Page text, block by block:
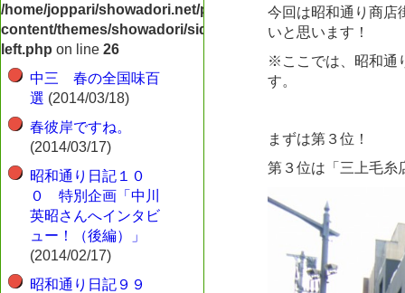
/home/joppari/showadori.net/public_html/shop/wp-
content/themes/showadori/sidebar-
left.php on line 26
中三 春の全国味百
選 (2014/03/18)
春彼岸ですね。
(2014/03/17)
昭和通り日記１０
０ 特別企画「中川
英昭さんへインタビ
ュー！（後編）」
(2014/02/17)
昭和通り日記９９
今回は昭和通り商店
いと思います！
※ここでは、昭和通
す。
まずは第３位！
第３位は「三上毛糸